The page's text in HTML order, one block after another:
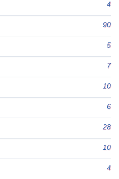
4
90
5
7
10
6
28
10
4